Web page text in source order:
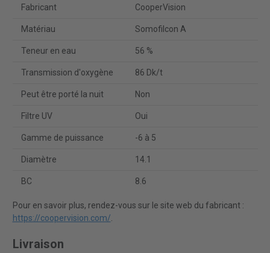
Fabricant CooperVision
Matériau Somofilcon A
Teneur en eau 56 %
Transmission d'oxygène 86 Dk/t
Peut être porté la nuit Non
Filtre UV Oui
Gamme de puissance -6 à 5
Diamètre 14.1
BC 8.6
Pour en savoir plus, rendez-vous sur le site web du fabricant :
https://coopervision.com/.
Livraison